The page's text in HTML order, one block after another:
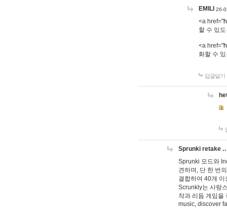
EMILI 26-
<a href="
할 수 있
<a href="
화할 수
답글달기
Sprunki retake
Sprunki 모드와
견하며, 단 한 번
결합하여 40개
Scrunkly는 사랑
작과 리듬 게임을
music, discover